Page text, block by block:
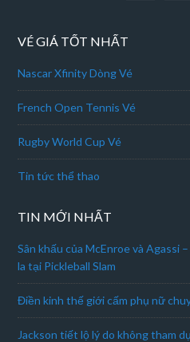
VÉ GIÁ TỐT NHẤT
Nascar Xfinity Dòng Vé
French Open Tennis Vé
Rugby World Cup Vé
Tin tức thể thao
TIN MỚI NHẤT
Sân khấu của McEnroe và Agassi
la tại Pickleball Slam
Điền kinh thế giới cấm phụ nữ
Jackson tiết lộ lý do không tham